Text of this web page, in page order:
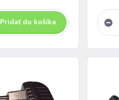
Pridať do košíka